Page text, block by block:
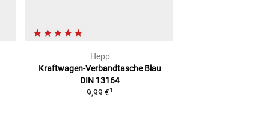
Hepp
Kraftwagen-Verbandtasche Blau
DIN 13164
9,99 €1